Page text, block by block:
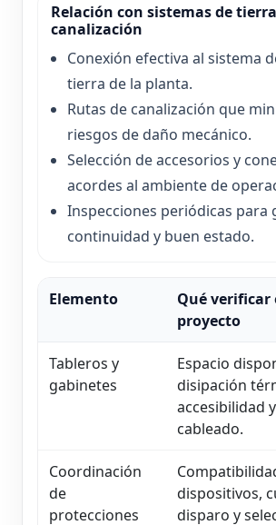
Relación con sistemas de
canalización
Conexión efectiva al sistema
tierra de la planta.
Rutas de canalización que
riesgos de daño mecánico.
Selección de accesorios y
acordes al ambiente de
Inspecciones periódicas para
continuidad y buen estado.
Elemento
Qué verificar
proyecto
Tableros y
gabinetes
Espacio
disipación
accesibilidad
cableado.
Coordinación
de
protecciones
dispositivos,
disparo y